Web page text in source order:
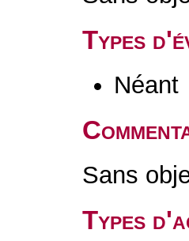
Types
Néant
Sans
Types